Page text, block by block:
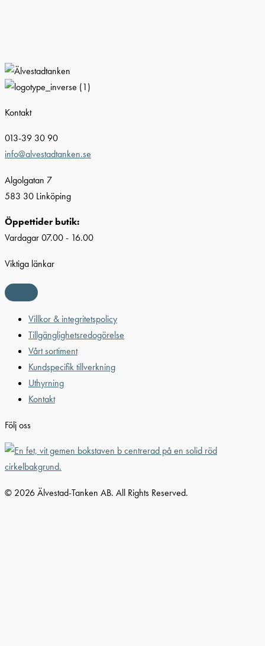
Kontakt
013-39 30 90
info@alvestadtanken.se
Algolgatan 7
583 30 Linköping
Öppettider butik:
Vardagar 07.00 - 16.00
Viktiga länkar
Villkor & integritetspolicy
Tillgänglighetsredogörelse
Vårt sortiment
Kundspecifik tillverkning
Uthyrning
Kontakt
Följ oss
© 2026 Älvestad-Tanken AB. All Rights Reserved.